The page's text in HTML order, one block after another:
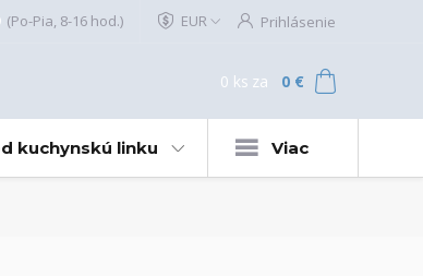
EUR Prihlásenie
(Po-Pia, 8-16 hod.)
0 ks za 0 €
kuchynskú linku Viac